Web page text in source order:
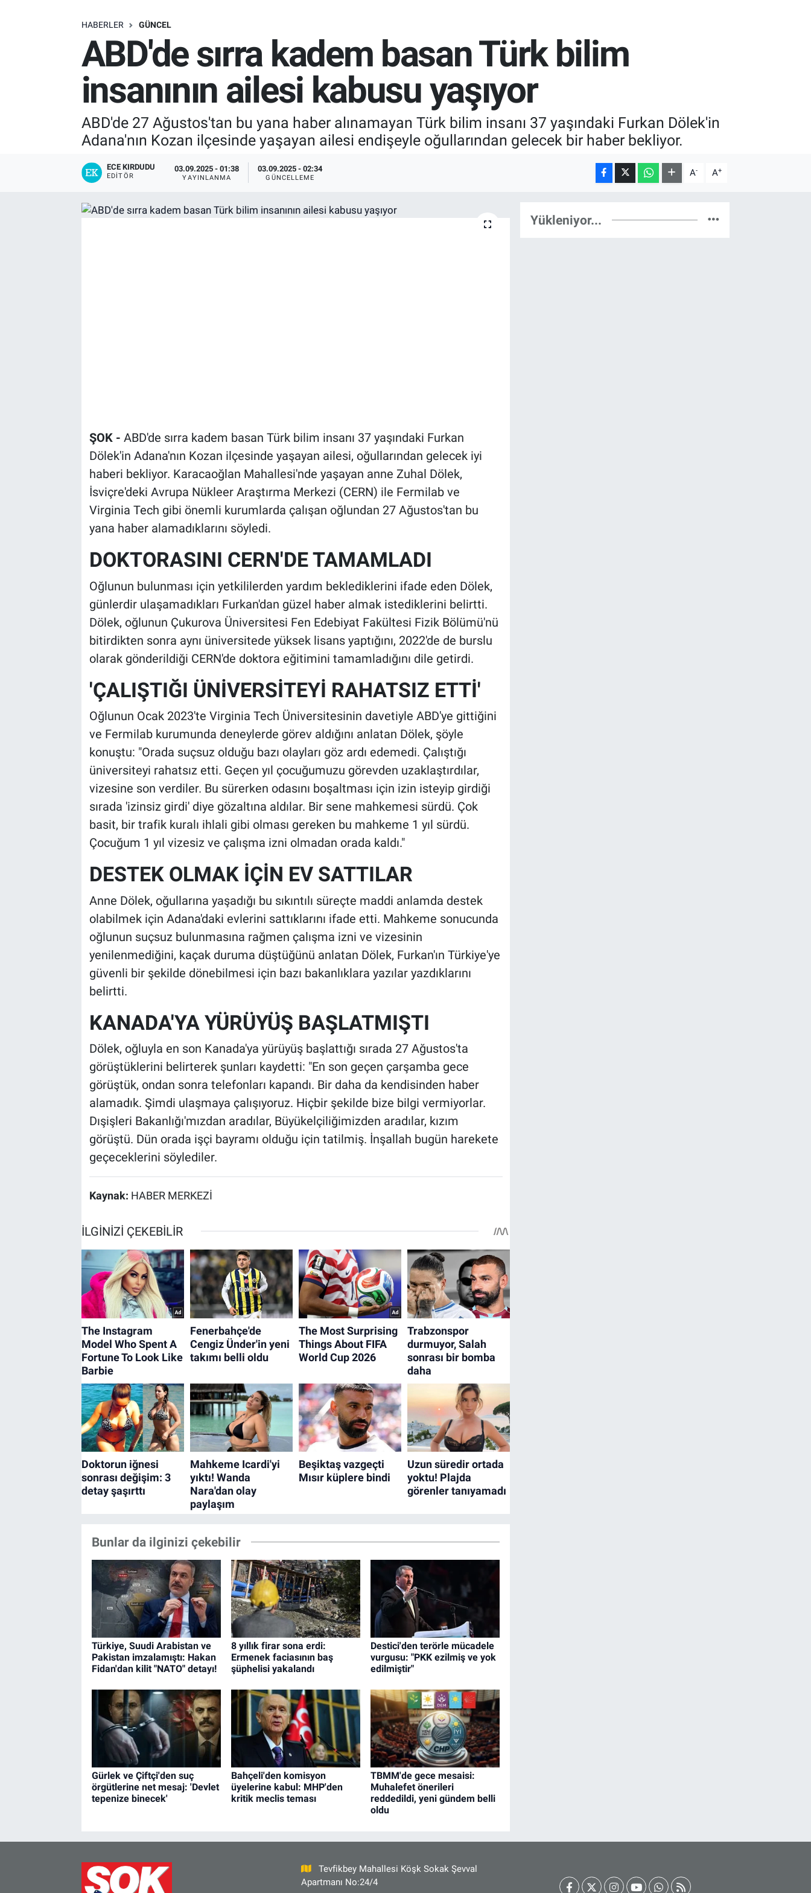
HABERLER GÜNCEL
ABD'de sırra kadem basan Türk bilim
insanının ailesi kabusu yaşıyor
ABD'de 27 Ağustos'tan bu yana haber alınamayan Türk bilim insanı 37 yaşındaki Furkan Dölek'in
Adana'nın Kozan ilçesinde yaşayan ailesi endişeyle oğullarından gelecek bir haber bekliyor.
ECE KIRDUDU
EDITÖR
03.09.2025 - 01:38
YAYINLANMA
03.09.2025 - 02:34
GÜNCELLEME A- A+
ŞOK - ABD'de sırra kadem basan Türk bilim insanı 37 yaşındaki Furkan
Dölek'in Adana'nın Kozan ilçesinde yaşayan ailesi, oğullarından gelecek iyi
haberi bekliyor. Karacaoğlan Mahallesi'nde yaşayan anne Zuhal Dölek,
İsviçre'deki Avrupa Nükleer Araştırma Merkezi (CERN) ile Fermilab ve
Virginia Tech gibi önemli kurumlarda çalışan oğlundan 27 Ağustos'tan bu
yana haber alamadıklarını söyledi.
DOKTORASINI CERN'DE TAMAMLADI
Oğlunun bulunması için yetkililerden yardım beklediklerini ifade eden Dölek,
günlerdir ulaşamadıkları Furkan'dan güzel haber almak istediklerini belirtti.
Dölek, oğlunun Çukurova Üniversitesi Fen Edebiyat Fakültesi Fizik Bölümü'nü
bitirdikten sonra aynı üniversitede yüksek lisans yaptığını, 2022'de de burslu
olarak gönderildiği CERN'de doktora eğitimini tamamladığını dile getirdi.
'ÇALIŞTIĞI ÜNİVERSİTEYİ RAHATSIZ ETTİ'
Oğlunun Ocak 2023'te Virginia Tech Üniversitesinin davetiyle ABD'ye gittiğini
ve Fermilab kurumunda deneylerde görev aldığını anlatan Dölek, şöyle
konuştu: "Orada suçsuz olduğu bazı olayları göz ardı edemedi. Çalıştığı
üniversiteyi rahatsız etti. Geçen yıl çocuğumuzu görevden uzaklaştırdılar,
vizesine son verdiler. Bu sürerken odasını boşaltması için izin isteyip girdiği
sırada 'izinsiz girdi' diye gözaltına aldılar. Bir sene mahkemesi sürdü. Çok
basit, bir trafik kuralı ihlali gibi olması gereken bu mahkeme 1 yıl sürdü.
Çocuğum 1 yıl vizesiz ve çalışma izni olmadan orada kaldı."
DESTEK OLMAK İÇİN EV SATTILAR
Anne Dölek, oğullarına yaşadığı bu sıkıntılı süreçte maddi anlamda destek
olabilmek için Adana'daki evlerini sattıklarını ifade etti. Mahkeme sonucunda
oğlunun suçsuz bulunmasına rağmen çalışma izni ve vizesinin
yenilenmediğini, kaçak duruma düştüğünü anlatan Dölek, Furkan'ın Türkiye'ye
güvenli bir şekilde dönebilmesi için bazı bakanlıklara yazılar yazdıklarını
belirtti.
KANADA'YA YÜRÜYÜŞ BAŞLATMIŞTI
Dölek, oğluyla en son Kanada'ya yürüyüş başlattığı sırada 27 Ağustos'ta
görüştüklerini belirterek şunları kaydetti: "En son geçen çarşamba gece
görüştük, ondan sonra telefonları kapandı. Bir daha da kendisinden haber
alamadık. Şimdi ulaşmaya çalışıyoruz. Hiçbir şekilde bize bilgi vermiyorlar.
Dışişleri Bakanlığı'mızdan aradılar, Büyükelçiliğimizden aradılar, kızım
görüştü. Dün orada işçi bayramı olduğu için tatilmiş. İnşallah bugün harekete
geçeceklerini söylediler.
Kaynak: HABER MERKEZİ
Bunlar da ilginizi çekebilir
Türkiye, Suudi Arabistan ve
Pakistan imzalamıştı: Hakan
Fidan'dan kilit "NATO" detayı!
8 yıllık firar sona erdi:
Ermenek faciasının baş
şüphelisi yakalandı
Destici'den terörle mücadele
vurgusu: "PKK ezilmiş ve yok
edilmiştir"
Gürlek ve Çiftçi'den suç
örgütlerine net mesaj: 'Devlet
tepenize binecek'
Bahçeli'den komisyon
üyelerine kabul: MHP'den
kritik meclis teması
TBMM'de gece mesaisi:
Muhalefet önerileri
reddedildi, yeni gündem belli
oldu
Yükleniyor...
Tevfikbey Mahallesi Köşk Sokak Şevval
Apartmanı No:24/4
ÖZEL HABER
ASTROLOJİ